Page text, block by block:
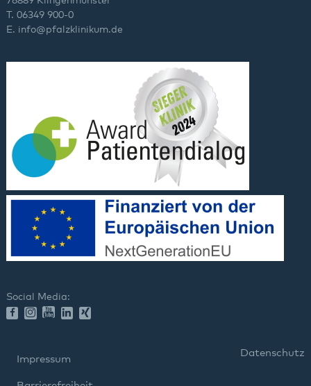
T. 06349 900-0
E. info@pfalzklinikum.de
Social Media:
Impressum
Datenschutz